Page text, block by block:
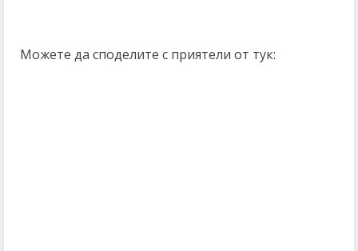
Можете да споделите с приятели от тук: